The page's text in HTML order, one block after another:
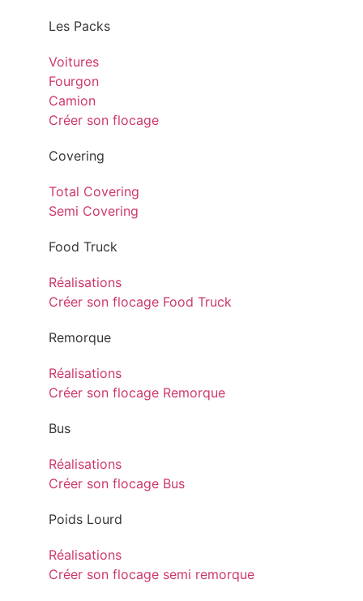
Les Packs
Voitures
Fourgon
Camion
Créer son flocage
Covering
Total Covering
Semi Covering
Food Truck
Réalisations
Créer son flocage Food Truck
Remorque
Réalisations
Créer son flocage Remorque
Bus
Réalisations
Créer son flocage Bus
Poids Lourd
Réalisations
Créer son flocage semi remorque